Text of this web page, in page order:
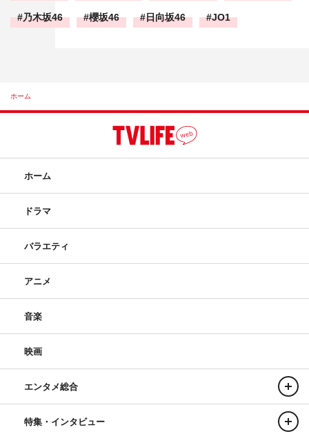
乃木坂46 櫻坂46 日向坂46 JO1
ホーム
ホーム
ドラマ
バラエティ
アニメ
音楽
映画
エンタメ総合
特集・インタビュー